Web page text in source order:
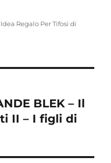
Categories
Idea Regalo Per Tifosi di
BLEK – Il
II – I figli di